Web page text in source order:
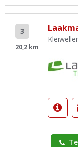
3
20,2 km